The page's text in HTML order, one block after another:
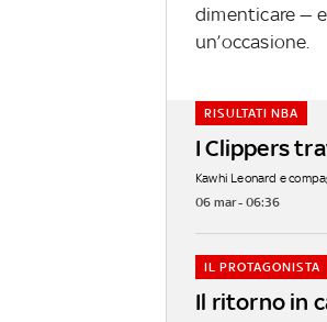
dimenticare —
un’occasione.
I Clippers
RISULTATI NBA
Kawhi Leonard e
06 mar - 06:36
Il ritorno in
IL PROTAGONISTA